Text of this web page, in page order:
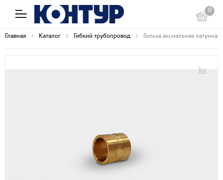
0
Главная Каталог Гибкий трубопровод Гильза аксиальная